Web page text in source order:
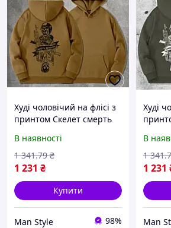
Худі чоловічий на флісі з
принтом Скелет смерть
Койот, Тепле флісове
чоловіче худі на
військову тематику
В наявності
1 231 ₴
1 341.79 ₴
Купити
Man Style 98%
Худі
Хакі,
В
1 231
1 341
Man